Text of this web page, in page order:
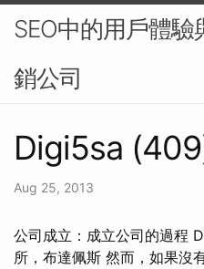
SEO中的用戶體
銷公司
Digi5sa
Aug 25, 2013
公司成立：成立公司的過程
所，布達佩斯 然而，如果沒